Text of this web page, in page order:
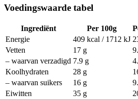
Voedingswaarde tabel
Ingrediënt Per 100g
Energie
409 kcal / 1712 kJ
Vetten
17 g
– waarvan verzadigd 7.9 g
Koolhydraten
28 g
– waarvan suikers
16 g
Eiwitten
35 g